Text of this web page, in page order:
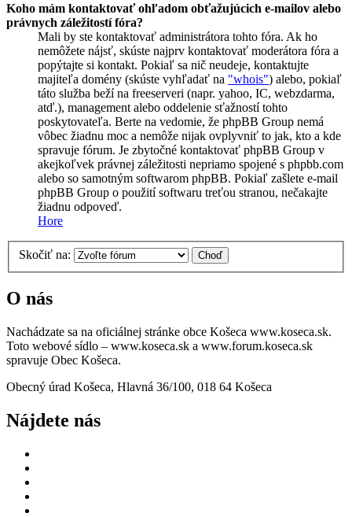
Koho mám kontaktovať ohľadom obťažujúcich e-mailov alebo
právnych záležitostí fóra?
Mali by ste kontaktovať administrátora tohto fóra. Ak ho
nemôžete nájsť, skúste najprv kontaktovať moderátora fóra a
popýtajte si kontakt. Pokiaľ sa nič neudeje, kontaktujte
majiteľa domény (skúste vyhľadať na "whois") alebo, pokiaľ
táto služba beží na freeserveri (napr. yahoo, IC, webzdarma,
atď.), management alebo oddelenie sťažností tohto
poskytovateľa. Berte na vedomie, že phpBB Group nemá
vôbec žiadnu moc a nemôže nijak ovplyvniť to jak, kto a kde
spravuje fórum. Je zbytočné kontaktovať phpBB Group v
akejkoľvek právnej záležitosti nepriamo spojené s phpbb.com
alebo so samotným softwarom phpBB. Pokiaľ zašlete e-mail
phpBB Group o použití softwaru treťou stranou, nečakajte
žiadnu odpoveď.
Hore
Skočiť na:
O nás
Nachádzate sa na oficiálnej stránke obce Košeca www.koseca.sk.
Toto webové sídlo – www.koseca.sk a www.forum.koseca.sk
spravuje Obec Košeca.
Obecný úrad Košeca, Hlavná 36/100, 018 64 Košeca
Nájdete nás